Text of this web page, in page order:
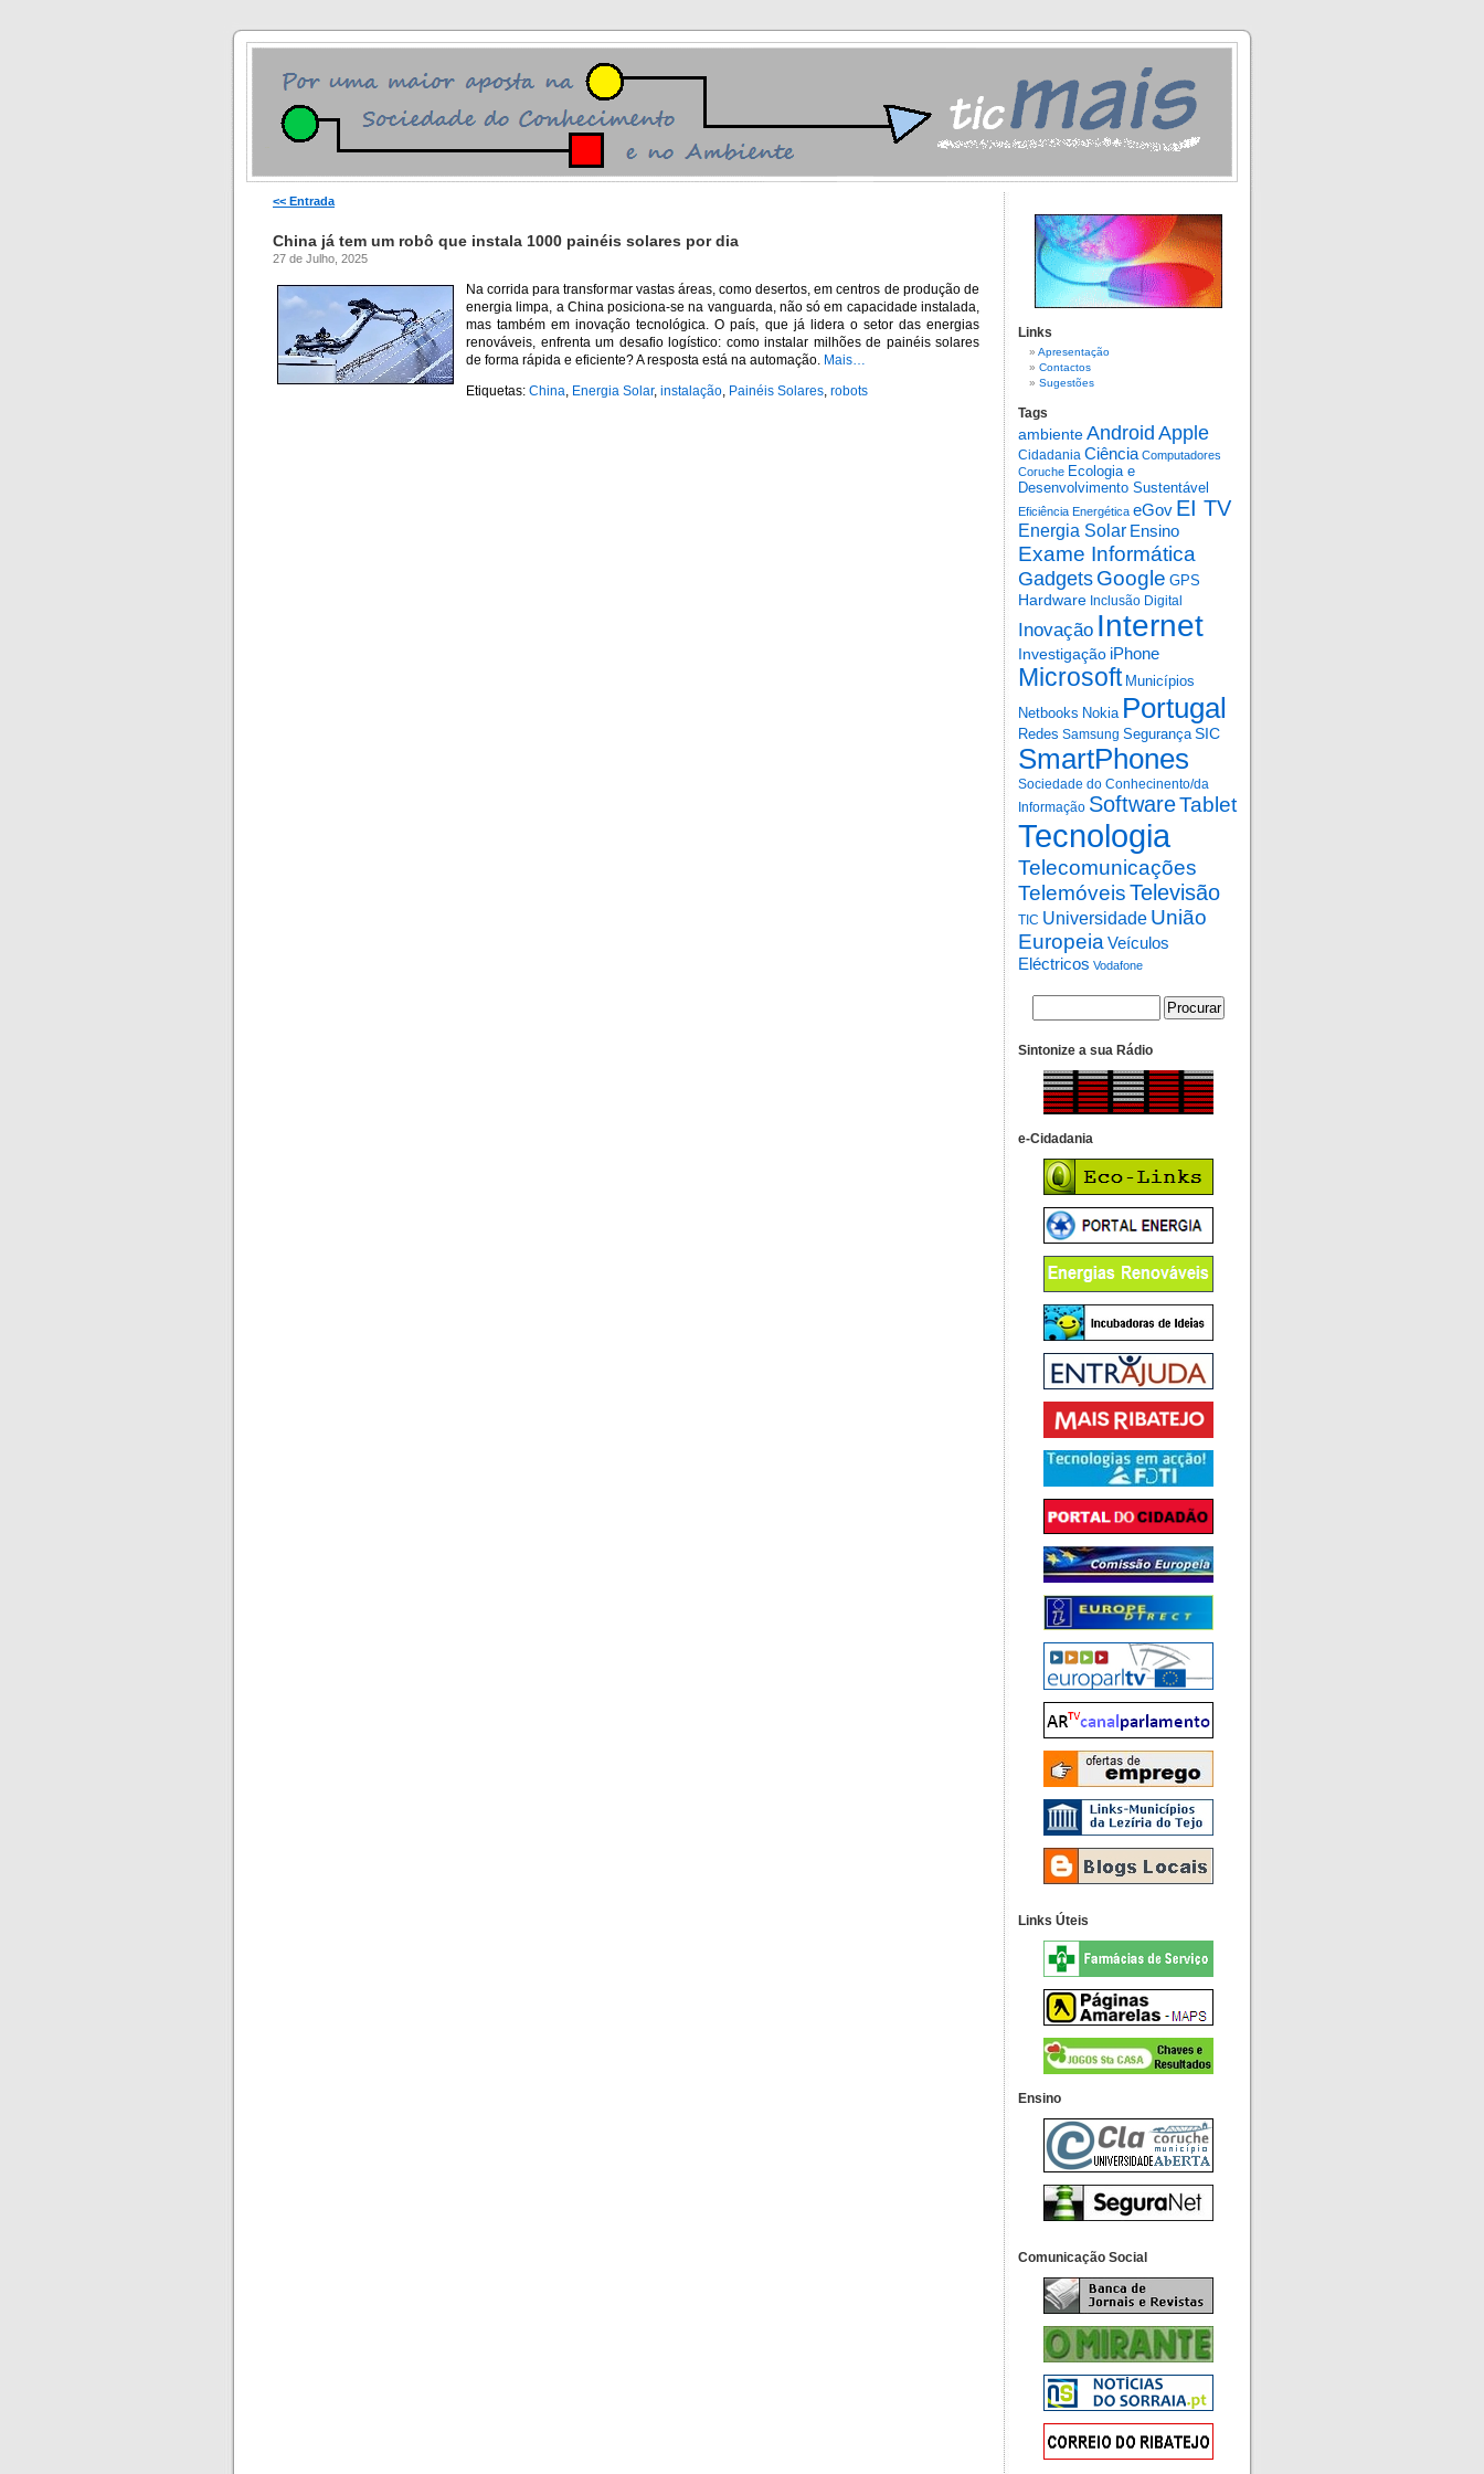
<< Entrada
China já tem um robô que instala 1000 painéis solares por dia
27 de Julho, 2025
Na corrida para transformar vastas áreas, como desertos, em centros de produção de
energia limpa, a China posiciona-se na vanguarda, não só em capacidade instalada,
mas também em inovação tecnológica. O país, que já lidera o setor das energias
renováveis, enfrenta um desafio logístico: como instalar milhões de painéis solares
de forma rápida e eficiente? A resposta está na automação. Mais…
Etiquetas: China, Energia Solar, instalação, Painéis Solares, robots
Links
Apresentação
Contactos
Sugestões
Tags
ambienteAndroid Apple
Cidadania Ciência Computadores
Coruche Ecologia e
Desenvolvimento Sustentável
Eficiência Energética eGov EI TV
Energia Solar Ensino
Exame Informática
Gadgets Google GPS
Hardware Inclusão Digital
Inovação Internet
Investigação iPhone
Microsoft Municípios
Netbooks Nokia Portugal
Redes Samsung Segurança SIC
SmartPhones
Sociedade do Conhecinento/da
Informação SoftwareTablet
Tecnologia
Telecomunicações
TelemóveisTelevisão
TIC Universidade União
Europeia Veículos
Eléctricos Vodafone
Sintonize a sua Rádio
e-Cidadania
Links Úteis
Ensino
Comunicação Social